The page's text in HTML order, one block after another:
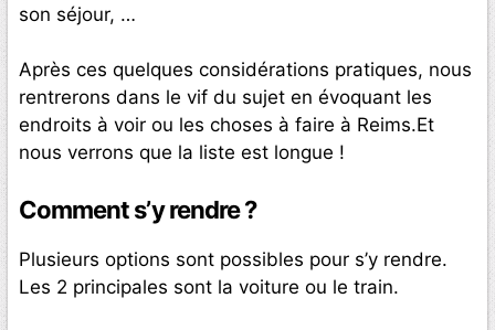
son séjour, …
Après ces quelques considérations pratiques, nous
rentrerons dans le vif du sujet en évoquant les
endroits à voir ou les choses à faire à Reims.Et
nous verrons que la liste est longue !
Comment s’y rendre ?
Plusieurs options sont possibles pour s’y rendre.
Les 2 principales sont la voiture ou le train.